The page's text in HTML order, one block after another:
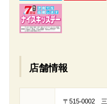
店舗情報
〒515-0002 三